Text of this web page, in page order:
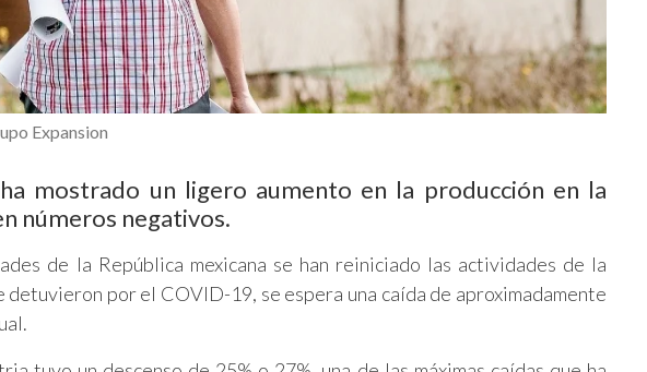
Expansion
mostrado un ligero aumento en la producción en la
números negativos.
de la República mexicana se han reiniciado las actividades de la
por el COVID-19, se espera una caída de aproximadamente